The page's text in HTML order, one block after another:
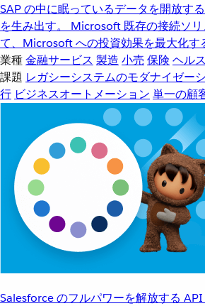
SAP の中に眠っているデータを開放す
を生み出す。
Microsoft 既存の接続ソ
て、Microsoft への投資効果を最大化す
業種金融サービス 製造 小売 保険 ヘル
課題 レガシーシステムのモダナイゼー
行 ビジネスオートメーション 単一の顧
Salesforce のフルパワーを解放する